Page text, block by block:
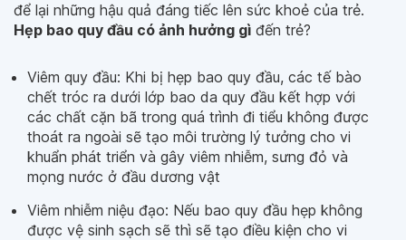
để lại những hậu quả đáng tiếc lên sức khoẻ của trẻ.
Hẹp bao quy đầu có ảnh hưởng gì đến trẻ?
Viêm quy đầu: Khi bị hẹp bao quy đầu, các tế bào
chết tróc ra dưới lớp bao da quy đầu kết hợp với
các chất cặn bã trong quá trình đi tiểu không được
thoát ra ngoài sẽ tạo môi trường lý tưởng cho vi
khuẩn phát triển và gây viêm nhiễm, sưng đỏ và
mọng nước ở đầu dương vật
Viêm nhiễm niệu đạo: Nếu bao quy đầu hẹp không
được vệ sinh sạch sẽ thì sẽ tạo điều kiện cho vi